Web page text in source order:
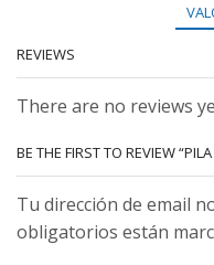
REVIEWS
There are no reviews
BE THE FIRST TO REVIEW
Tu dirección de email
obligatorios están